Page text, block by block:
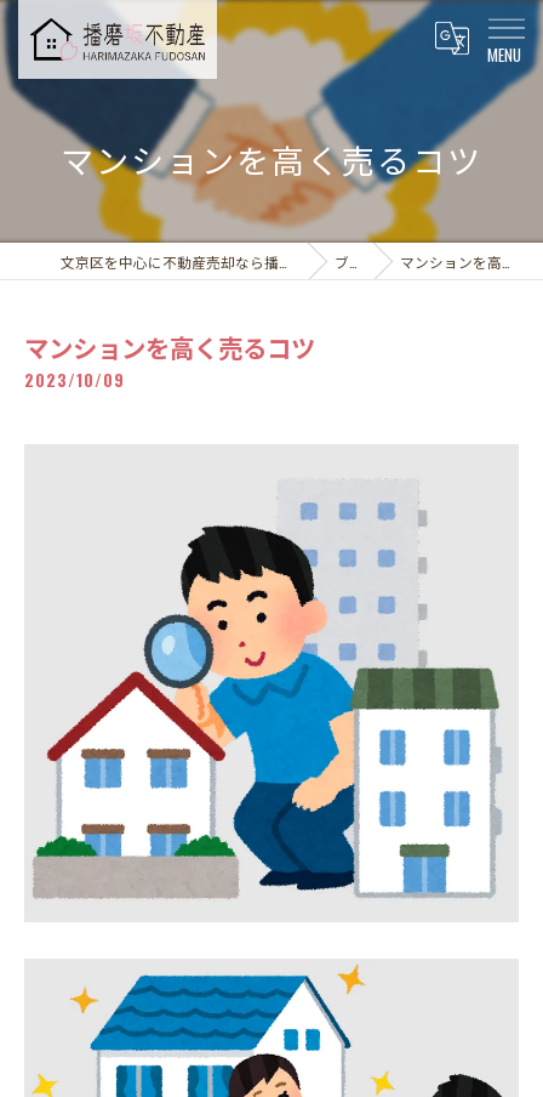
マンションを高く売るコツ
ブログ マンションを高く売るコツ
マンションを高く売るコツ
2023/10/09